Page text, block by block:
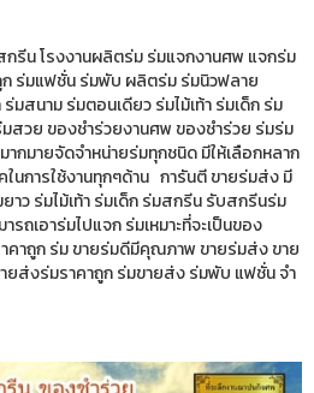
รีน โรงงานผลิตร่ม ร่มแจกงานศพ แจกร่ม
ร่มแฟชั่น ร่มพับ ผลิตร่ม ร่มนิวฟลาย
สนาม ร่มตอนเดียว ร่มไม้เท้า ร่มเด็ก ร่ม
สวย ของชำร่วยงานศพ ของชำร่วย ร่มร่ม
กมายจัดจำหน่ายร่มทุกชนิด มีให้เลือกหลาก
นการใช้งานทุกๆด้าน การันตี ขายร่มส่ง มี
ว ร่มไม้เท้า ร่มเด็ก ร่มสกรีน รับสกรีนร่ม
ถเอาร่มไปแจก ร่มเหมาะที่จะเป็นของ
คาถูก ร่ม ขายร่มดีมีคุณภาพ ขายร่มส่ง ขาย
ยส่งร่มราคาถูก ร่มขายส่ง ร่มพับ แฟชั่น จำ